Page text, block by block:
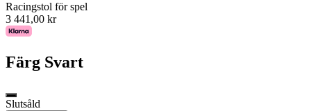
Racingstol för spel
3 441,00 kr
Färg Svart
Slutsåld